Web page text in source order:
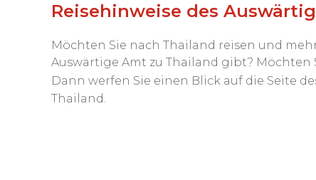
Reisehinweise des
Möchten Sie nach Thailand reisen und
Auswärtige Amt zu Thailand gibt? Möchten
Dann werfen Sie einen Blick auf die Seite
Thailand.